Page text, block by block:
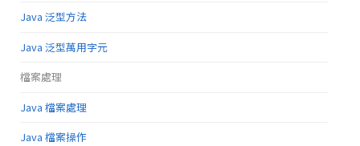
Java 泛型方法
Java 泛型萬用字元
檔案處理
Java 檔案處理
Java 檔案操作